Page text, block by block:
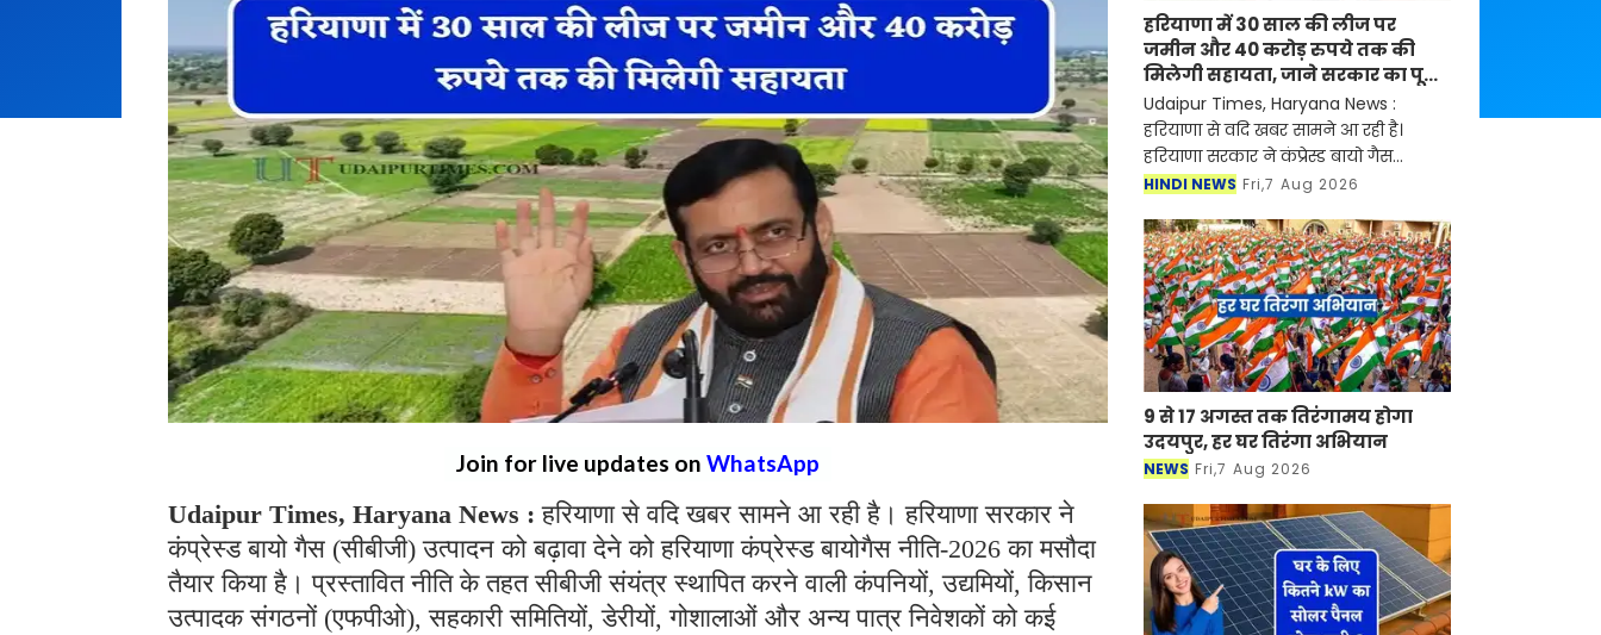
Join for live updates on WhatsApp
Udaipur Times, Haryana News : हरियाणा से वदि खबर सामने आ रही है। हरियाणा सरकार ने
कंप्रेस्ड बायो गैस (सीबीजी) उत्पादन को बढ़ावा देने को हरियाणा कंप्रेस्ड बायोगैस नीति-2026 का मसौदा
तैयार किया है। प्रस्तावित नीति के तहत सीबीजी संयंत्र स्थापित करने वाली कंपनियों, उद्यमियों, किसान
उत्पादक संगठनों (एफपीओ), सहकारी समितियों, डेरीयों, गोशालाओं और अन्य पात्र निवेशकों को कई
हरियाणा में 30 साल की लीज पर
जमीन और 40 करोड़ रुपये तक की
मिलेगी सहायता, जाने सरकार का पूरा
प्लान ?
Udaipur Times, Haryana News :
हरियाणा से वदि खबर सामने आ रही है।
हरियाणा सरकार ने कंप्रेस्ड बायो गैस
(सीबीजी) उत्पादन को बढ़ावा देने को
मसौदा तैयार किया है। प्र
HINDI NEWS Fri,7 Aug 2026
9 से 17 अगस्त तक तिरंगामय होगा
उदयपुर, हर घर तिरंगा अभियान
NEWS Fri,7 Aug 2026